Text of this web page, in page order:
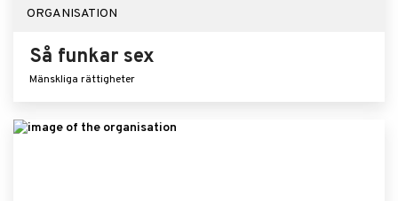
ORGANISATION
Så funkar sex
Mänskliga rättigheter